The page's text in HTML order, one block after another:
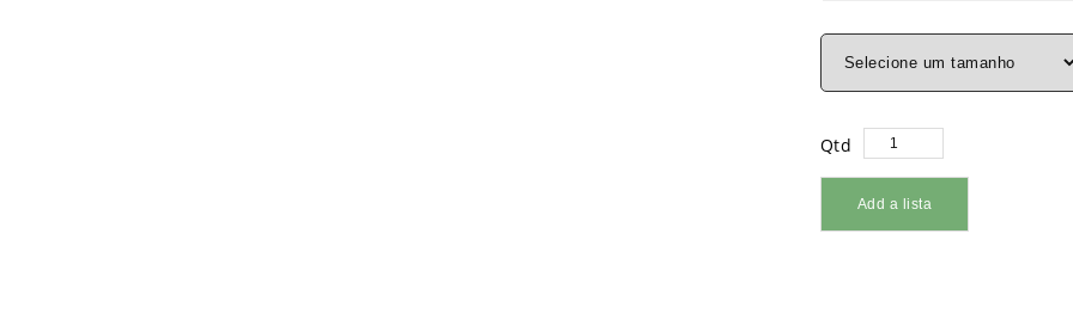
Qtd